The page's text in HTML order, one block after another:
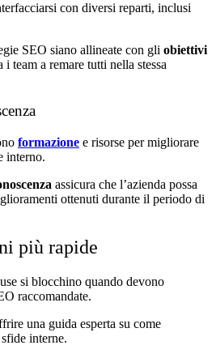
con diversi reparti, inclusi
SEO siano allineate con gli obiettivi
i team a remare tutti nella stessa
formazione e risorse per migliorare
interno.
assicura che l’azienda possa
ottenuti durante il periodo di
più rapide
si blocchino quando devono
raccomandate.
una guida esperta su come
interne.